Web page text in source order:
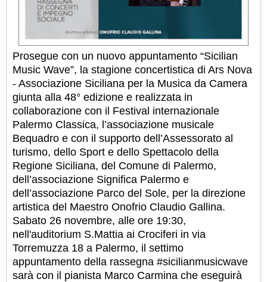
Prosegue con un nuovo appuntamento “Sicilian
Music Wave”, la stagione concertistica di Ars Nova
- Associazione Siciliana per la Musica da Camera
giunta alla 48° edizione e realizzata in
collaborazione con il Festival internazionale
Palermo Classica, l’associazione musicale
Bequadro e con il supporto dell’Assessorato al
turismo, dello Sport e dello Spettacolo della
Regione Siciliana, del Comune di Palermo,
dell’associazione Significa Palermo e
dell’associazione Parco del Sole, per la direzione
artistica del Maestro Onofrio Claudio Gallina.
Sabato 26 novembre, alle ore 19:30,
nell'auditorium S.Mattia ai Crociferi in via
Torremuzza 18 a Palermo, il settimo
appuntamento della rassegna #sicilianmusicwave
sarà con il pianista Marco Carmina che eseguirà